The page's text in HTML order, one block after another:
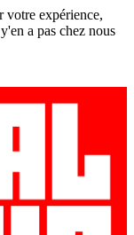
votre expérience,
a pas chez nous